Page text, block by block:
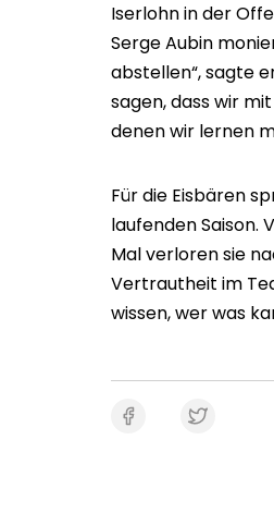
Iserlohn in der
Serge Aubin
abstellen“, sagte
sagen, dass wir
denen wir lernen
Für die Eisbären
laufenden Saison.
Mal verloren sie
Vertrautheit im
wissen, wer was